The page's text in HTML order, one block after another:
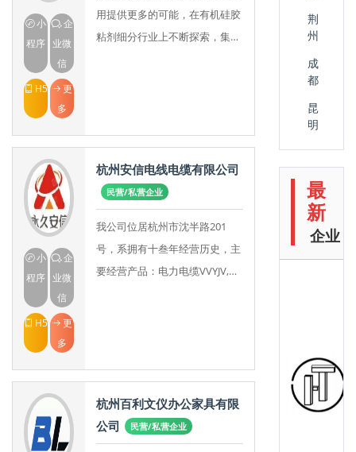
小
程序
企
业微
信
H5
更
多
用提供更多的可能，在有机硅胶
粘剂细分行业上不断探索，集研
小
程序
企
业微
信
H5
更
多
杭州安信电线电缆有限公司
民营/私营企业
我公司位居杭州市沈半路201
号，系拥有十叁年经营历史，主
要经营产品：电力电缆VVYJV,高
杭州百利文仪办公家具有限
公司
民营/私营企业
荆
州
成
都
昆
明
最
新
企业